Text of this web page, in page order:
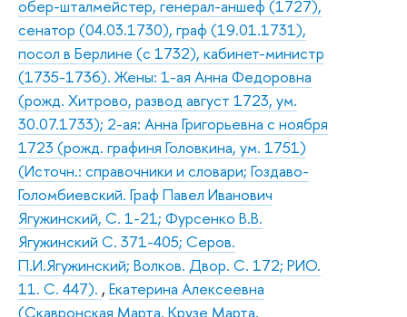
обер-шталмейстер, генерал-аншеф (1727),
сенатор (04.03.1730), граф (19.01.1731),
посол в Берлине (с 1732), кабинет-министр
(1735-1736). Жены: 1-ая Анна Федоровна
(рожд. Хитрово, развод август 1723, ум.
30.07.1733); 2-ая: Анна Григорьевна с ноября
1723 (рожд. графиня Головкина, ум. 1751)
(Источн.: справочники и словари; Гоздаво-
Голомбиевский. Граф Павел Иванович
Ягужинский, С. 1-21; Фурсенко В.В.
Ягужинский С. 371-405; Серов.
П.И.Ягужинский; Волков. Двор. С. 172; РИО.
11. С. 447). , Екатерина Алексеевна
(Скавронская Марта, Крузе Марта,